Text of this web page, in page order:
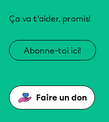
Ça va t’aider, promis!
Abonne-toi ici!
Faire un don